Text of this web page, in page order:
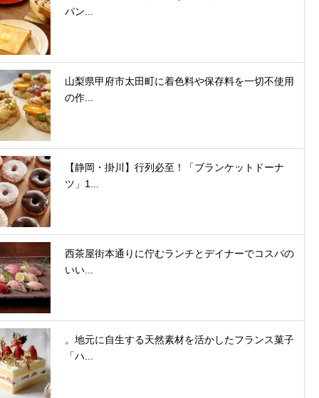
パン...
山梨県甲府市太田町に着色料や保存料を一切不使用
の作...
【静岡・掛川】行列必至！「ブランケットドーナ
ツ」1...
西茶屋街本通りに佇むランチとデイナーでコスパの
いい...
。地元に自生する天然素材を活かしたフランス菓子
「ハ...